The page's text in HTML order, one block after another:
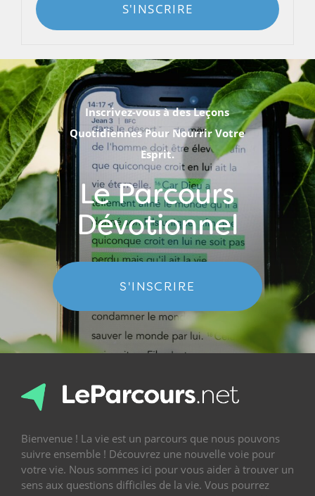
S'INSCRIRE
Inscrivez-vous à des Leçons
Quotidiennes Pour Nourrir Votre
Esprit.
Le Parcours
Dévotionnel
S'INSCRIRE
Bienvenue ! La vie est un parcours que nous pouvons
suivre ensemble ! Découvrez une nouvelle voie pour
votre vie. Nous sommes ici pour vous aider à trouver un
sens aux questions difficiles de la vie. Vous pourrez